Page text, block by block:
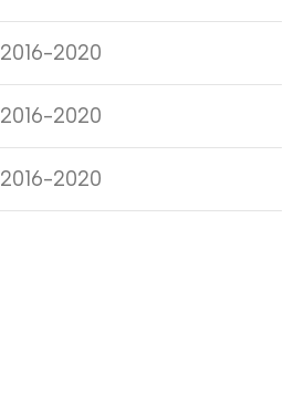
2016-2020
2016-2020
2016-2020